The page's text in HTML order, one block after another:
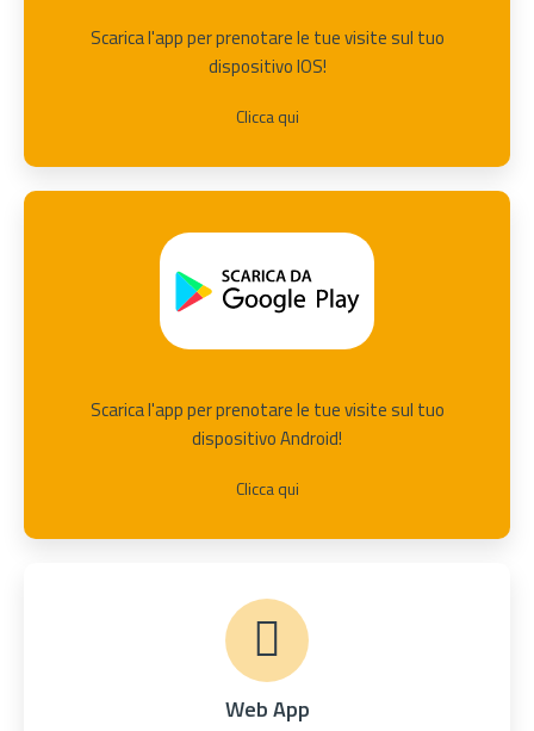
Scarica l'app per prenotare le tue visite sul tuo
dispositivo IOS!
Clicca qui
Scarica l'app per prenotare le tue visite sul tuo
dispositivo Android!
Clicca qui
Web App